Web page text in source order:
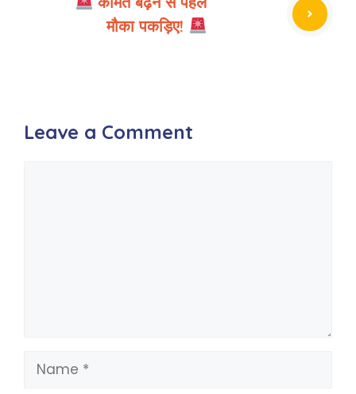
मौका पकड़िए!
Leave a Comment
Name